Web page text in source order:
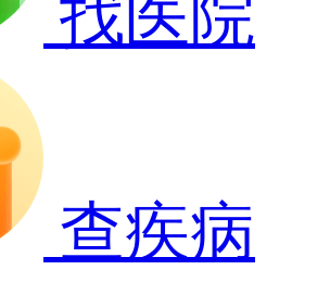
找医院
查疾病